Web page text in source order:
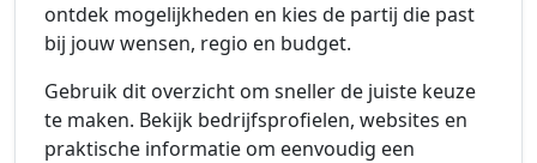
ontdek mogelijkheden en kies de partij die past
bij jouw wensen, regio en budget.
Gebruik dit overzicht om sneller de juiste keuze
te maken. Bekijk bedrijfsprofielen, websites en
praktische informatie om eenvoudig een